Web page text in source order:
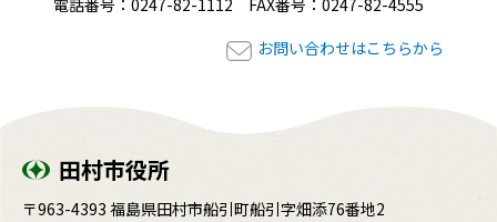
電話番号：0247-82-1112 FAX番号：0247-82-4555
お問い合わせはこちらから
田村市役所
〒963-4393 福島県田村市船引町船引字畑添76番地2